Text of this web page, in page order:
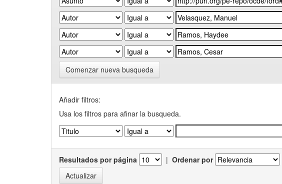
Comenzar nueva busqueda
Añadir filtros:
Usa los filtros para afinar la busqueda.
Resultados por página | Ordenar por